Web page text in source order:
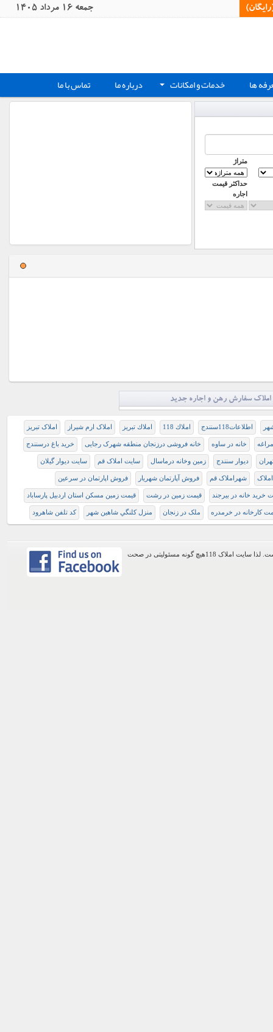
جمعه 16 مرداد 1405
ها + خدمات و امکانات درباره ما تماس با ما
متراژ
حداکثر قیمت
اجاره
املاک سفارش رهن و اجاره جدید
اطلاعات118سنندج املاك 118 املاك تبريز املاک ارم شیراز املاک تبریز
خانه در ساوه خانه فروشی درزنجان منطقه شهرک رجایی خرید باغ درسنندج
دیوار سنندج ﺯﻣﻴﻦ ﻭﺧﺎﻧﻪ ﺩﺭﻣﺎﺳﺎﻝ سایت املاک قم سایت دیوار گیلان
شهراملاک قم فروش آپارتمان شهریار فروش اپارتمان در سرعین
خرید خانه در بیرجند قیمت زمین در رشت قیمت زمین مسکن استان اردبیل پارساباد
کارخانه در خرمدره ملک در زنجان منزل كلنگي شاهين شهر کد تلفن شاهرود
اطلاعات موجود در این وب سایت از طریق کاربران عمومی سایت ثبت شده است. لذا سایت املاک 118هیچ گونه مسئولیتی در صحت